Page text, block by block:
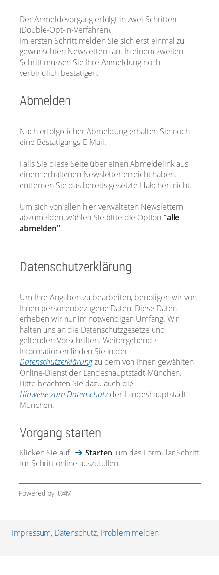
Der Anmeldevorgang erfolgt in zwei Schritten
(Double-Opt-in-Verfahren).
Im ersten Schritt melden Sie sich erst einmal zu
gewünschten Newslettern an. In einem zweiten
Schritt müssen Sie Ihre Anmeldung noch
verbindlich bestätigen.
Abmelden
Nach erfolgreicher Abmeldung erhalten Sie noch
eine Bestätigungs-E-Mail.
Falls Sie diese Seite über einen Abmeldelink aus
einem erhaltenen Newsletter erreicht haben,
entfernen Sie das bereits gesetzte Häkchen nicht.
Um sich von allen hier verwalteten Newslettern
abzumelden, wählen Sie bitte die Option "alle
abmelden".
Datenschutzerklärung
Um Ihre Angaben zu bearbeiten, benötigen wir von
Ihnen personenbezogene Daten. Diese Daten
erheben wir nur im notwendigen Umfang. Wir
halten uns an die Datenschutzgesetze und
geltenden Vorschriften. Weitergehende
Informationen finden Sie in der
Datenschutzerklärungzu dem von Ihnen gewählten
Online-Dienst der Landeshauptstadt München.
Bitte beachten Sie dazu auch die
Hinweise zum Datenschutz der Landeshauptstadt
München.
Vorgang starten
Klicken Sie auf Starten, um das Formular Schritt
für Schritt online auszufüllen.
Powered by it@M
Impressum, Datenschutz, Problem melden